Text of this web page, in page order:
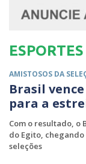
ESPORTES
AMISTOSOS DA
Brasil
para a
Com o resultado,
do Egito,
seleções